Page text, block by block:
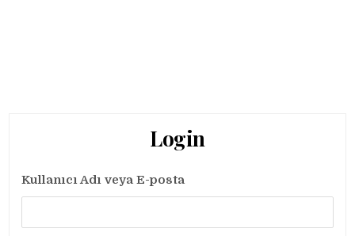
Login
Kullanıcı Adı veya E-posta